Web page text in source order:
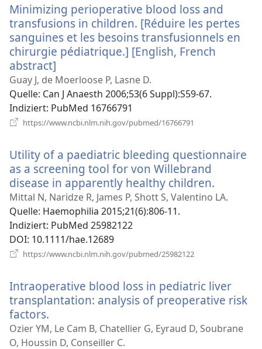
Minimizing perioperative blood loss and
transfusions in children. [Réduire les pertes
sanguines et les besoins transfusionnels en
chirurgie pédiatrique.] [English, French
abstract]
neues
Fenster)
Guay J, de Moerloose P, Lasne D.
Quelle‎: Can J Anaesth 2006;53(6 Suppl):S59-67.
Indiziert‎: PubMed 16766791
https://www.ncbi.nlm.nih.gov/pubmed/16766791
Utility of a paediatric bleeding questionnaire
as a screening tool for von Willebrand
disease in apparently healthy children.
neues
Mittal N, Naridze R, James P, Shott S, Valentino LA.
Quelle‎: Haemophilia 2015;21(6):806-11.
Indiziert‎: PubMed 25982122
DOI‎: 10.1111/hae.12689
https://www.ncbi.nlm.nih.gov/pubmed/25982122
Intraoperative blood loss in pediatric liver
transplantation: analysis of preoperative risk
factors.
neues
Fenster)
Ozier YM, Le Cam B, Chatellier G, Eyraud D, Soubrane
O, Houssin D, Conseiller C.